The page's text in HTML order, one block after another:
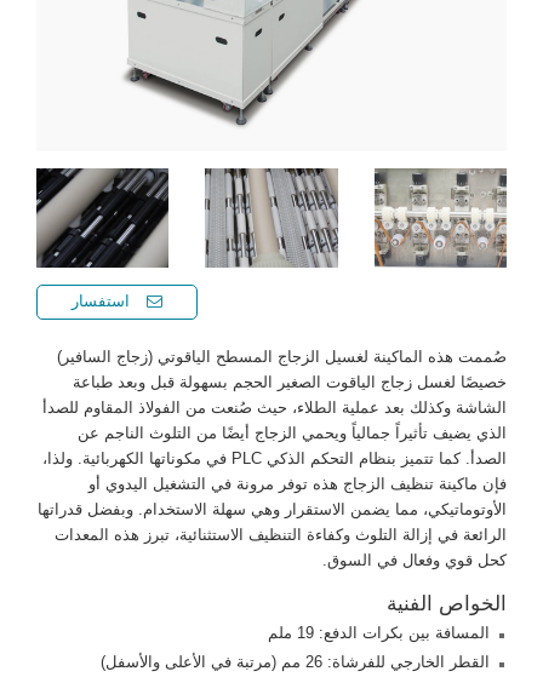
استفسار
صُممت هذه الماكينة لغسيل الزجاج المسطح الياقوتي (زجاج السافير)
خصيصًا لغسل زجاج الياقوت الصغير الحجم بسهولة قبل وبعد طباعة
الشاشة وكذلك بعد عملية الطلاء، حيث صُنعت من الفولاذ المقاوم للصدأ
الذي يضيف تأثيراً جمالياً ويحمي الزجاج أيضًا من التلوث الناجم عن
الصدأ. كما تتميز بنظام التحكم الذكي PLC في مكوناتها الكهربائية. ولذا،
فإن ماكينة تنظيف الزجاج هذه توفر مرونة في التشغيل اليدوي أو
الأوتوماتيكي، مما يضمن الاستقرار وهي سهلة الاستخدام. وبفضل قدراتها
الرائعة في إزالة التلوث وكفاءة التنظيف الاستثنائية، تبرز هذه المعدات
كحل قوي وفعال في السوق.
الخواص الفنية
المسافة بين بكرات الدفع: 19 ملم
القطر الخارجي للفرشاة: 26 مم (مرتبة في الأعلى والأسفل)